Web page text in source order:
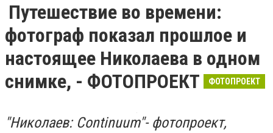
Путешествие во времени:
фотограф показал прошлое и
настоящее Николаева в одном
снимке, - ФОТОПРОЕКТ
ФОТОПРОЕКТ
"Николаев: Continuum"- фотопроект,